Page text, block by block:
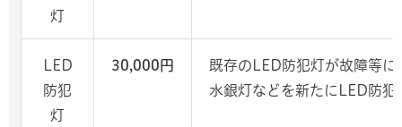
灯
LED
防犯
灯
30,000円
既存のLED防犯灯が故障等
水銀灯などを新たにLED防犯